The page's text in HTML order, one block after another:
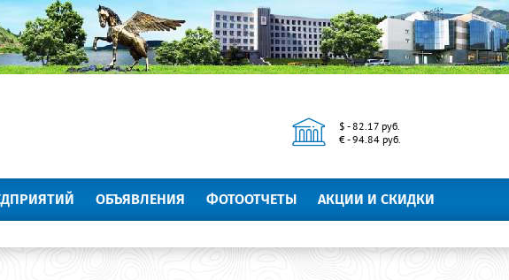
$ - 82.17 руб.
€ - 94.84 руб.
ОБЪЯВЛЕНИЯ ФОТООТЧЕТЫ АКЦИИ И СКИДКИ